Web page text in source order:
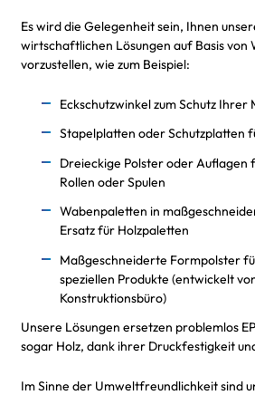
Es wird die Gelegenheit sein, Ihnen
wirtschaftlichen Lösungen auf Basis von
vorzustellen, wie zum Beispiel:
Eckschutzwinkel zum Schutz Ihrer
Stapelplatten oder Schutzplatten
Dreieckige Polster oder Auflagen
Rollen oder Spulen
Wabenpaletten in
Ersatz für Holzpaletten
Maßgeschneiderte Formpolster
speziellen Produkte (entwickelt
Konstruktionsbüro)
Unsere Lösungen ersetzen problemlos
sogar Holz, dank ihrer Druckfestigkeit
Im Sinne der Umweltfreundlichkeit sind